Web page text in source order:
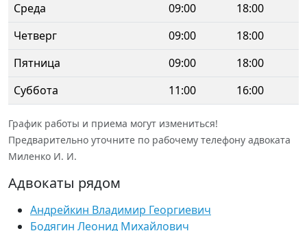
Среда
09:00
18:00
Четверг
09:00
18:00
Пятница
09:00
18:00
Суббота
11:00 16:00
График работы и приема могут измениться!
Предварительно уточните по рабочему телефону адвоката
Миленко И. И.
Адвокаты рядом
Андрейкин Владимир Георгиевич
Бодягин Леонид Михайлович